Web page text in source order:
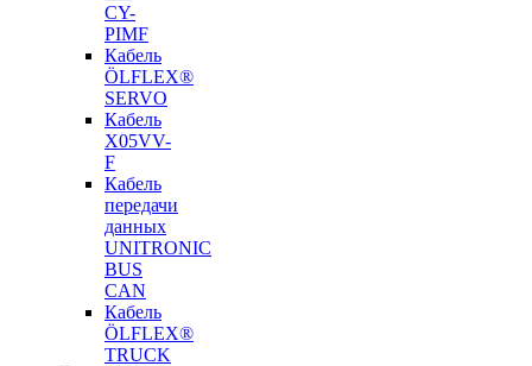
CY-
PIMF
Кабель
ÖLFLEX®
SERVO
Кабель
X05VV-
F
Кабель
передачи
данных
UNITRONIC
BUS
CAN
Кабель
ÖLFLEX®
TRUCK